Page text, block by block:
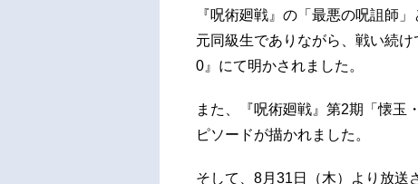
『呪術廻戦』の「最悪の呪詛師
元同級生でありながら、戦い続
0』にて明かされました。
また、『呪術廻戦』第2期「懐玉
ピソードが描かれました。
そして、8月31日（木）より放送